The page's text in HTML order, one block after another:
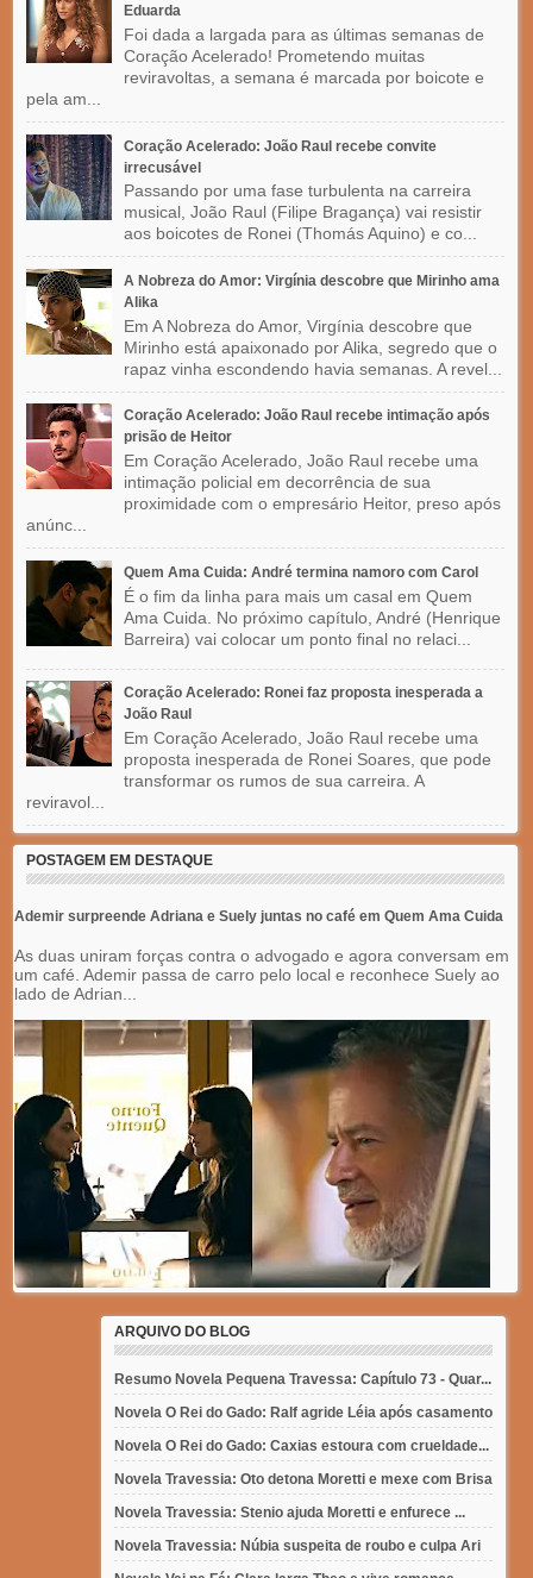
Eduarda
Foi dada a largada para as últimas semanas de
Coração Acelerado! Prometendo muitas
reviravoltas, a semana é marcada por boicote e
pela am...
Coração Acelerado: João Raul recebe convite
irrecusável
Passando por uma fase turbulenta na carreira
musical, João Raul (Filipe Bragança) vai resistir
aos boicotes de Ronei (Thomás Aquino) e co...
A Nobreza do Amor: Virgínia descobre que Mirinho ama
Alika
Em A Nobreza do Amor, Virgínia descobre que
Mirinho está apaixonado por Alika, segredo que o
rapaz vinha escondendo havia semanas. A revel...
Coração Acelerado: João Raul recebe intimação após
prisão de Heitor
Em Coração Acelerado, João Raul recebe uma
intimação policial em decorrência de sua
proximidade com o empresário Heitor, preso após
anúnc...
Quem Ama Cuida: André termina namoro com Carol
É o fim da linha para mais um casal em Quem
Ama Cuida. No próximo capítulo, André (Henrique
Barreira) vai colocar um ponto final no relaci...
Coração Acelerado: Ronei faz proposta inesperada a
João Raul
Em Coração Acelerado, João Raul recebe uma
proposta inesperada de Ronei Soares, que pode
transformar os rumos de sua carreira. A
reviravol...
POSTAGEM EM DESTAQUE
Ademir surpreende Adriana e Suely juntas no café em Quem Ama Cuida
As duas uniram forças contra o advogado e agora conversam em
um café. Ademir passa de carro pelo local e reconhece Suely ao
lado de Adrian...
ARQUIVO DO BLOG
Resumo Novela Pequena Travessa: Capítulo 73 - Quar...
Novela O Rei do Gado: Ralf agride Léia após casamento
Novela O Rei do Gado: Caxias estoura com crueldade...
Novela Travessia: Oto detona Moretti e mexe com Brisa
Novela Travessia: Stenio ajuda Moretti e enfurece ...
Novela Travessia: Núbia suspeita de roubo e culpa Ari